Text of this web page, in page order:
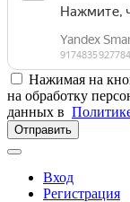
Нажимая на
на обработку
данных в
Отправить
Вход
Регистрация